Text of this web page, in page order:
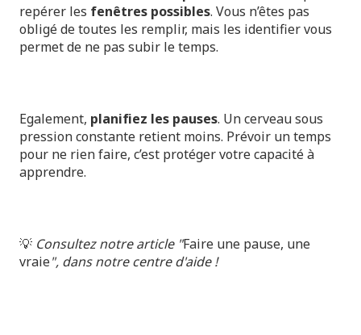
repérer les fenêtres possibles. Vous n’êtes pas
obligé de toutes les remplir, mais les identifier vous
permet de ne pas subir le temps.
Egalement, planifiez les pauses. Un cerveau sous
pression constante retient moins. Prévoir un temps
pour ne rien faire, c’est protéger votre capacité à
apprendre.
💡 Consultez notre article "Faire une pause, une
vraie", dans notre centre d'aide !